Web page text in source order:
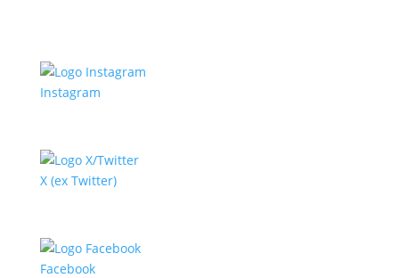
Instagram
X (ex Twitter)
Facebook